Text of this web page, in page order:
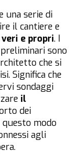
una serie di
il cantiere e
e propri. I
sono
che si
Significa che
sondaggi
il
dei
modo
agli